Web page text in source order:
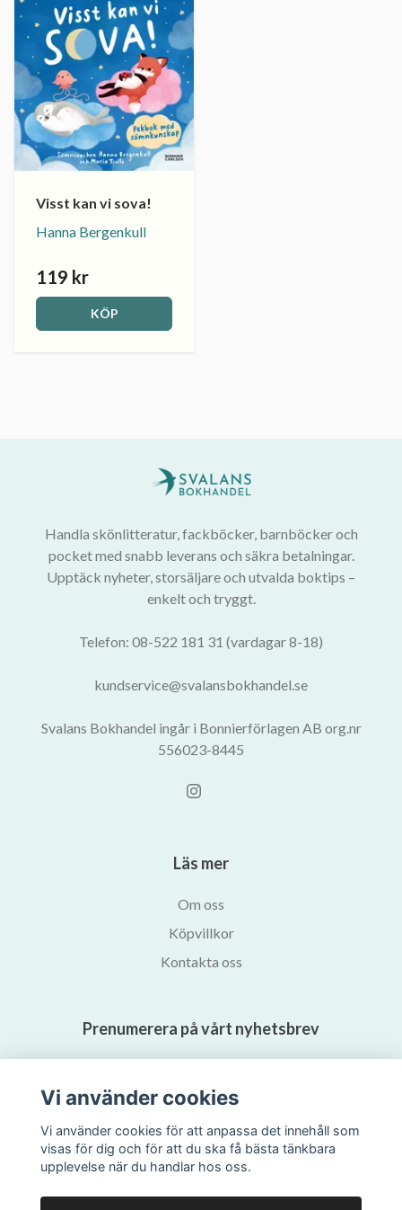
Visst kan vi sova!
Hanna Bergenkull
119 kr
KÖP
Handla skönlitteratur, fackböcker, barnböcker och
pocket med snabb leverans och säkra betalningar.
Upptäck nyheter, storsäljare och utvalda boktips –
enkelt och tryggt.
Telefon: 08-522 181 31 (vardagar 8-18)
kundservice@svalansbokhandel.se
Svalans Bokhandel ingår i Bonnierförlagen AB org.nr
556023-8445
Läs mer
Om oss
Köpvillkor
Kontakta oss
Prenumerera på vårt nyhetsbrev
Vi använder cookies
Vi använder cookies för att anpassa det innehåll som
visas för dig och för att du ska få bästa tänkbara
upplevelse när du handlar hos oss.